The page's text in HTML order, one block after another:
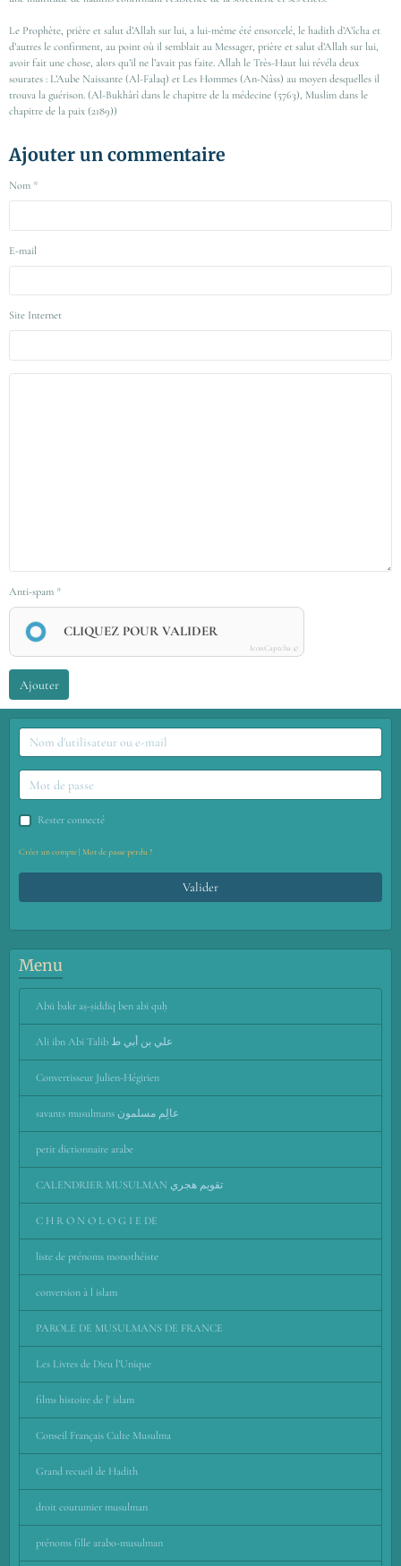
Le Prophète, prière et salut d’Allah sur lui, a lui-même été ensorcelé, le hadith d’A’îcha et
d’autres le confirment, au point où il semblait au Messager, prière et salut d’Allah sur lui,
avoir fait une chose, alors qu’il ne l’avait pas faite. Allah le Très-Haut lui révéla deux
sourates : L’Aube Naissante (Al-Falaq) et Les Hommes (An-Nâss) au moyen desquelles il
trouva la guérison. (Al-Bukhârî dans le chapitre de la médecine (5763), Muslim dans le
chapitre de la paix (2189))
Ajouter un commentaire
Nom
E-mail
Site Internet
Anti-spam
CLIQUEZ POUR VALIDER
IconCaptcha ©
Ajouter
Rester connecté
Créer un compte| Mot de passe perdu ?
Valider
Menu
Abū bakr aṣ-ṣiddīq ben abī quḥ
Ali ibn Abi Talib علي بن أبي ط
Convertisseur Julien-Hégirien
savants musulmans عالِم مسلمون
petit dictionnaire arabe
CALENDRIER MUSULMAN تقويم هجري
C H R O N O L O G I E DE
liste de prénoms monothéiste
conversion à l islam
PAROLE DE MUSULMANS DE FRANCE
Les Livres de Dieu l’Unique
films histoire de l' islam
Conseil Français Culte Musulma
Grand recueil de Hadith
droit coutumier musulman
prénoms fille arabo-musulman